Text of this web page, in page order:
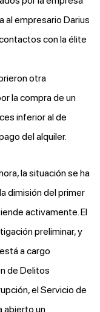
al empresario Darius
con la élite
otra
la compra de un
inferior al de
del alquiler.
la situación se ha
la dimisión del primer
activamente. El
preliminar, y
a cargo
de Delitos
el Servicio de
abierto un